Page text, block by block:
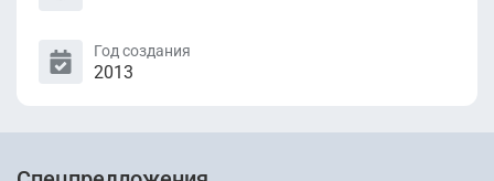
Год создания
2013